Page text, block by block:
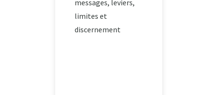
messages, leviers,
limites et
discernement